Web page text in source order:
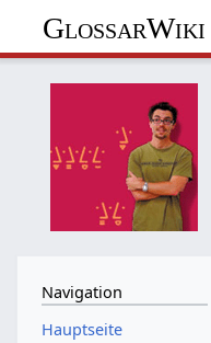
GlossarWiki
Navigation
Hauptseite